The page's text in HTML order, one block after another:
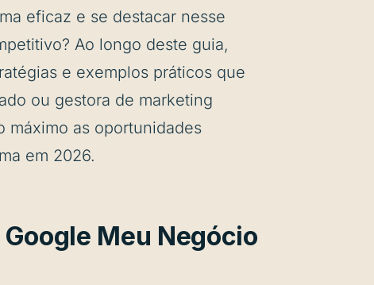
eficaz e se destacar nesse
Ao longo deste guia,
e exemplos práticos que
ou gestora de marketing
as oportunidades
em 2026.
Meu Negócio